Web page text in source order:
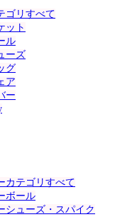
ゴリすべて
ット
ル
ーズ
グ
ア
ー
カテゴリすべて
ボール
シューズ・スパイク